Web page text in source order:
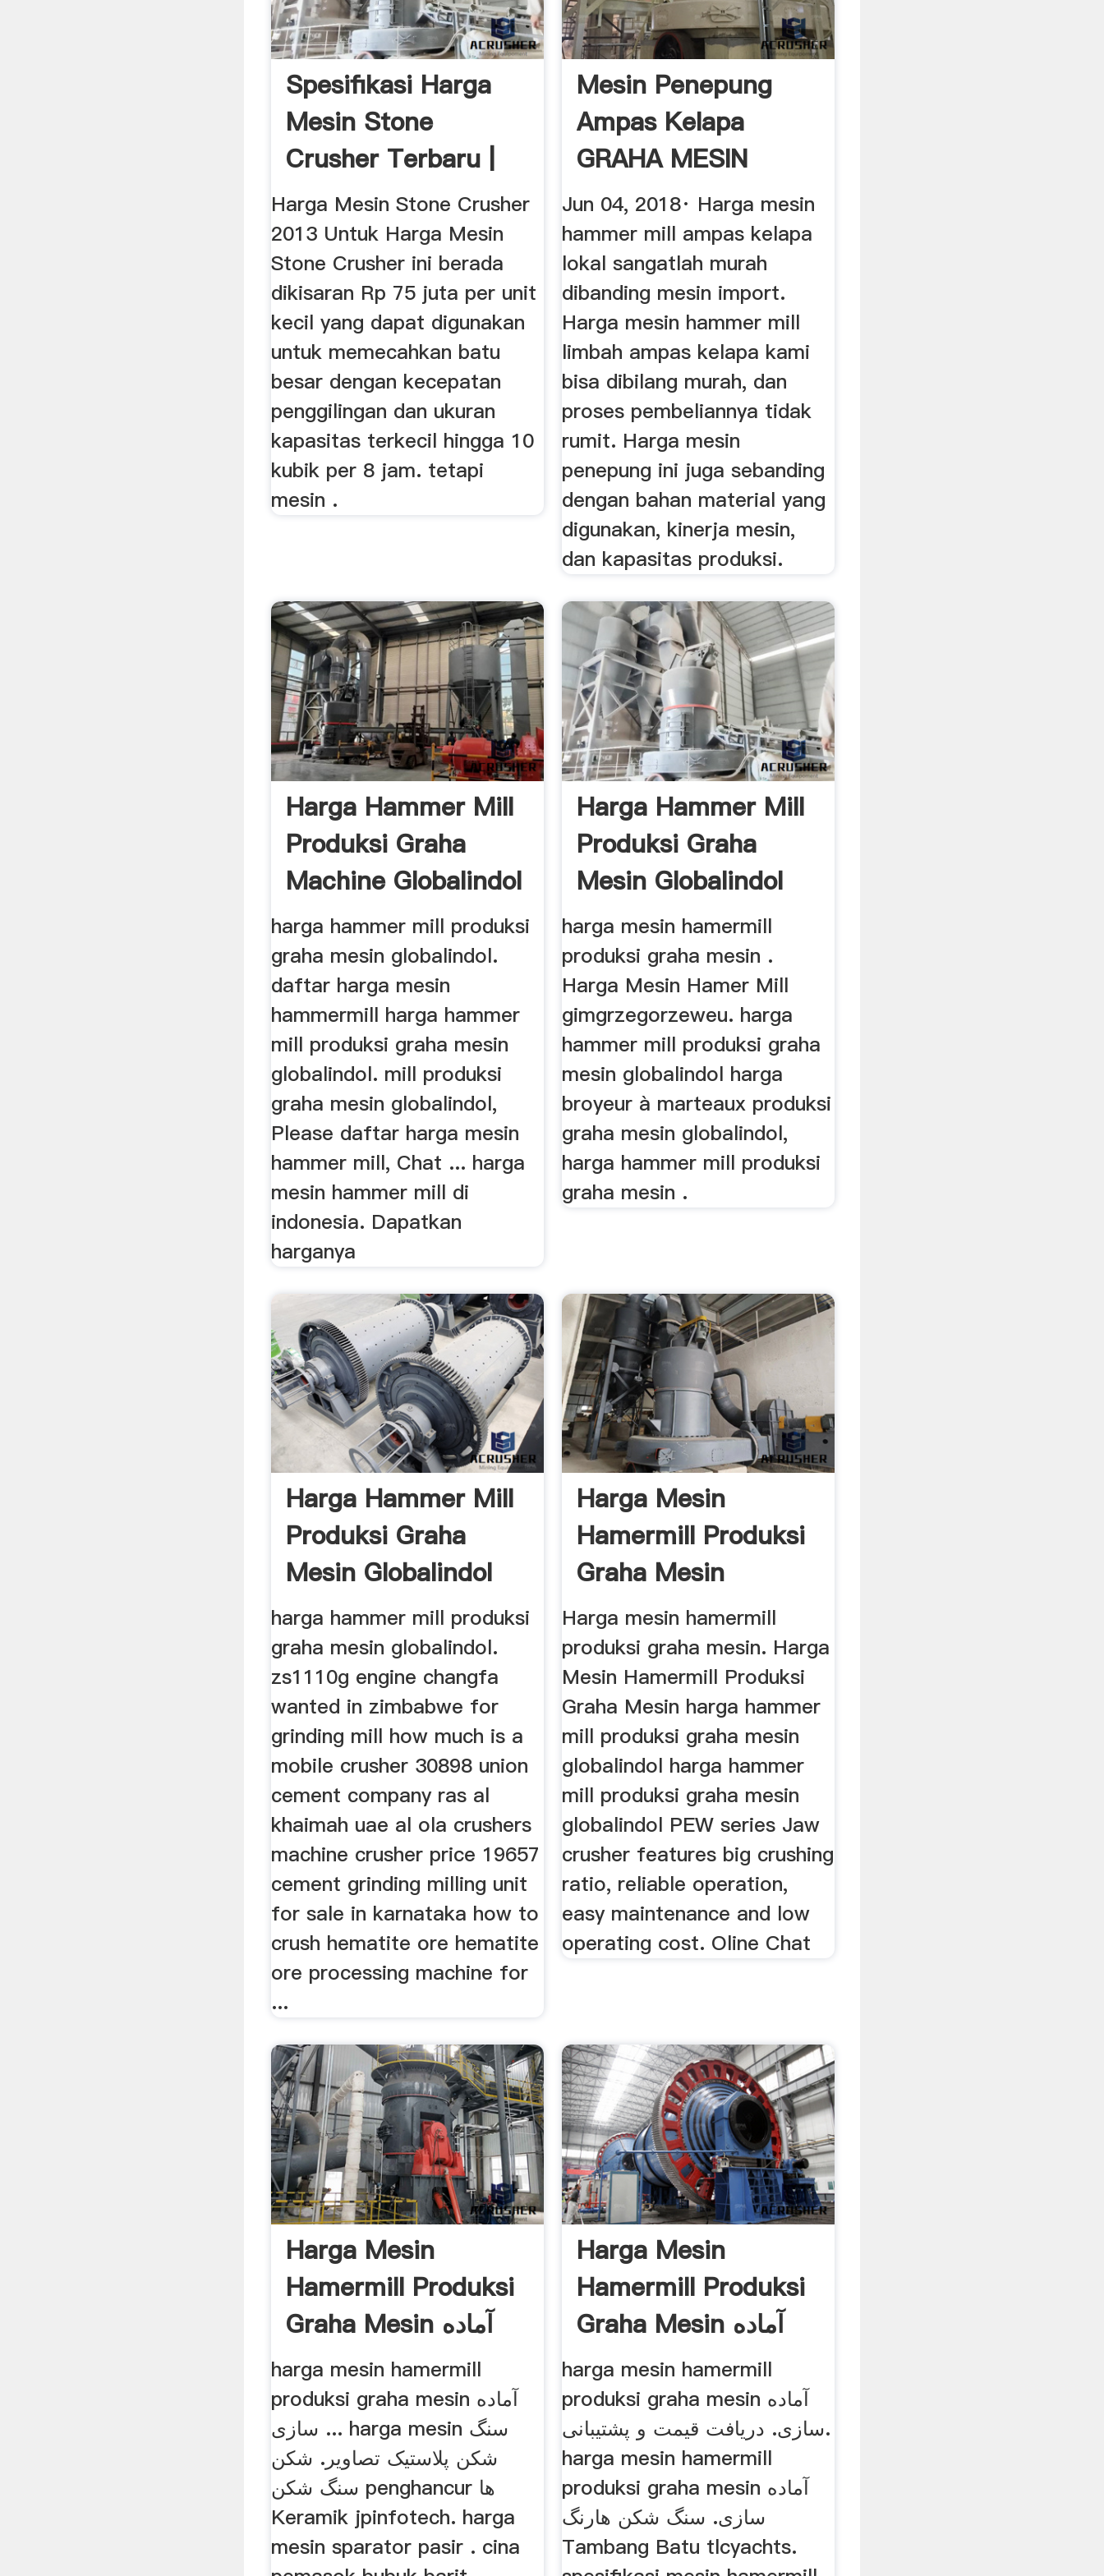
Spesifikasi Harga
Mesin Stone
Crusher Terbaru |
Produk Mesin
Harga Mesin Stone Crusher
2013 Untuk Harga Mesin
Stone Crusher ini berada
dikisaran Rp 75 juta per unit
kecil yang dapat digunakan
untuk memecahkan batu
besar dengan kecepatan
penggilingan dan ukuran
kapasitas terkecil hingga 10
kubik per 8 jam. tetapi
mesin .
Mesin Penepung
Ampas Kelapa
GRAHA MESIN
Jun 04, 2018· Harga mesin
hammer mill ampas kelapa
lokal sangatlah murah
dibanding mesin import.
Harga mesin hammer mill
limbah ampas kelapa kami
bisa dibilang murah, dan
proses pembeliannya tidak
rumit. Harga mesin
penepung ini juga sebanding
dengan bahan material yang
digunakan, kinerja mesin,
dan kapasitas produksi.
Harga Hammer Mill
Produksi Graha
Machine Globalindol
harga hammer mill produksi
graha mesin globalindol.
daftar harga mesin
hammermill harga hammer
mill produksi graha mesin
globalindol. mill produksi
graha mesin globalindol,
Please daftar harga mesin
hammer mill, Chat ... harga
mesin hammer mill di
indonesia. Dapatkan
harganya
Harga Hammer Mill
Produksi Graha
Mesin Globalindol
harga mesin hamermill
produksi graha mesin .
Harga Mesin Hamer Mill
gimgrzegorzeweu. harga
hammer mill produksi graha
mesin globalindol harga
broyeur à marteaux produksi
graha mesin globalindol,
harga hammer mill produksi
graha mesin .
Harga Hammer Mill
Produksi Graha
Mesin Globalindol
harga hammer mill produksi
graha mesin globalindol.
zs1110g engine changfa
wanted in zimbabwe for
grinding mill how much is a
mobile crusher 30898 union
cement company ras al
khaimah uae al ola crushers
machine crusher price 19657
cement grinding milling unit
for sale in karnataka how to
crush hematite ore hematite
ore processing machine for
...
Harga Mesin
Hamermill Produksi
Graha Mesin
Manufacturer ...
Harga mesin hamermill
produksi graha mesin. Harga
Mesin Hamermill Produksi
Graha Mesin harga hammer
mill produksi graha mesin
globalindol harga hammer
mill produksi graha mesin
globalindol PEW series Jaw
crusher features big crushing
ratio, reliable operation,
easy maintenance and low
operating cost. Oline Chat
Harga Mesin
Hamermill Produksi
Graha Mesin آماده
سازی
harga mesin hamermill
produksi graha mesin آماده
سازی ... harga mesin سنگ
شکن پلاستیک تصاویر. شکن
سنگ شکن penghancur ها
Keramik jpinfotech. harga
mesin sparator pasir . cina
Harga Mesin
Hamermill Produksi
Graha Mesin آماده
سازی
harga mesin hamermill
produksi graha mesin آماده
سازی. دریافت قیمت و پشتیبانی.
harga mesin hamermill
produksi graha mesin آماده
سازی. سنگ شکن هارنگ
Tambang Batu tlcyachts.